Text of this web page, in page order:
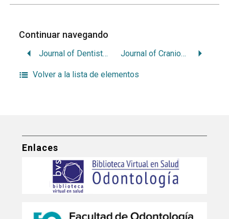
Continuar navegando
Journal of Dentistry for Children Journal of Craniomandibular Disorders : Facial & Oral Pain.
Volver a la lista de elementos
Enlaces